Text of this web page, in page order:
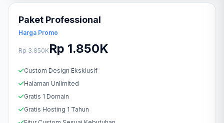
Paket Professional
Harga Promo
Rp 3.850KRp 1.850K
Custom Design Eksklusif
Halaman Unlimited
Gratis 1 Domain
Gratis Hosting 1 Tahun